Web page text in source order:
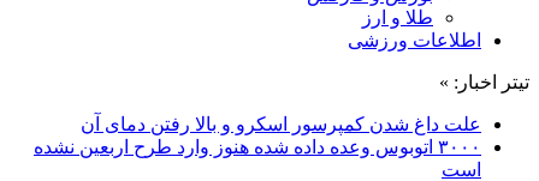
طلا و ارز
اطلاعات ورزشی
تیتر اخبار: »
علت داغ شدن کمپرسور اسکرو و بالا رفتن دمای آن
۳۰۰۰ اتوبوس وعده داده شده هنوز وارد طرح اربعین نشده
است